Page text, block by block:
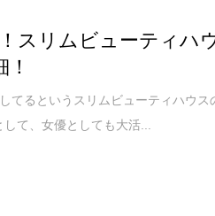
スリムビューティハ
てるというスリムビューティハウス
て、女優としても大活...